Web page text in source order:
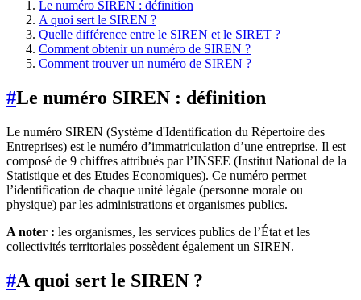
Le numéro SIREN : définition
A quoi sert le SIREN ?
Quelle différence entre le SIREN et le SIRET ?
Comment obtenir un numéro de SIREN ?
Comment trouver un numéro de SIREN ?
#Le numéro SIREN : définition
Le numéro SIREN (Système d'Identification du Répertoire des
Entreprises) est le numéro d’immatriculation d’une entreprise. Il est
composé de 9 chiffres attribués par l’INSEE (Institut National de la
Statistique et des Etudes Economiques). Ce numéro permet
l’identification de chaque unité légale (personne morale ou
physique) par les administrations et organismes publics.
A noter : les organismes, les services publics de l’État et les
collectivités territoriales possèdent également un SIREN.
#A quoi sert le SIREN ?